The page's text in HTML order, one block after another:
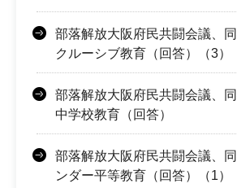
部落解放大阪府民共闘会議、
クルーシブ教育（回答）（3）
部落解放大阪府民共闘会議、
中学校教育（回答）
部落解放大阪府民共闘会議、
ンダー平等教育（回答）（1）